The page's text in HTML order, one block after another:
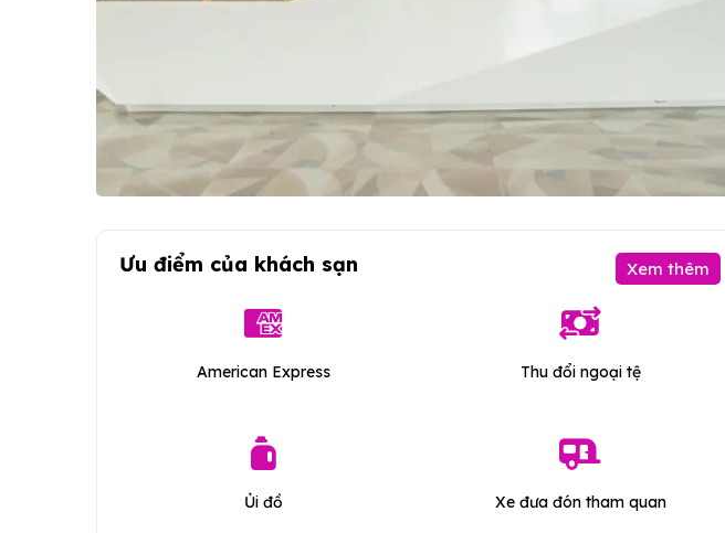
Ưu điểm của khách sạn Xem thêm
American Express Thu đổi ngoại tệ
Ủi đồ Xe đưa đón tham quan